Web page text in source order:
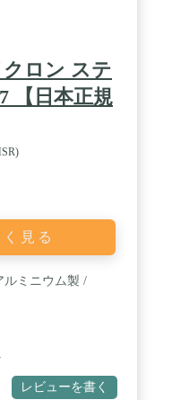
ロン ステ
【日本正規
見る
ルミニウム製 /
レビューを書く